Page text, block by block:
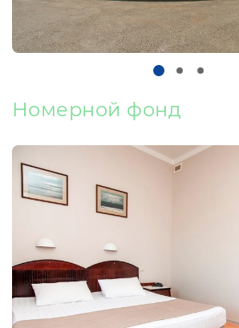
Номерной фонд